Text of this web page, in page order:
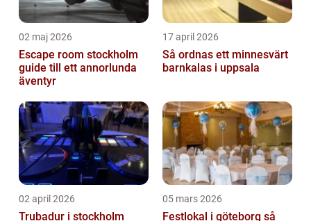
02 maj 2026
Escape room stockholm
guide till ett annorlunda
äventyr
17 april 2026
Så ordnas ett minnesvärt
barnkalas i uppsala
02 april 2026
Trubadur i stockholm
05 mars 2026
Festlokal i göteborg så